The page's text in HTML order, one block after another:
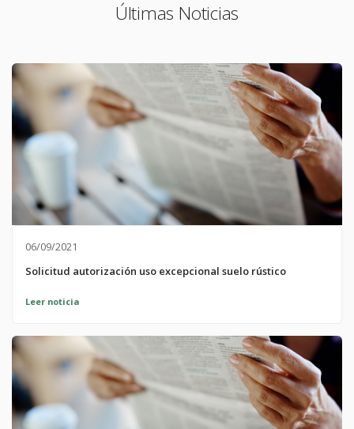
Últimas Noticias
06/09/2021
Solicitud autorización uso excepcional suelo rústico
Leer noticia